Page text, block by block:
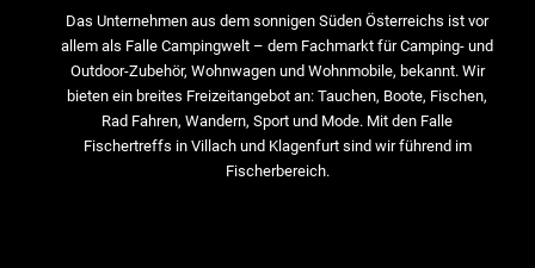
Das Unternehmen aus dem sonnigen Süden Österreichs ist vor
allem als Falle Campingwelt – dem Fachmarkt für Camping- und
Outdoor-Zubehör, Wohnwagen und Wohnmobile, bekannt. Wir
bieten ein breites Freizeitangebot an: Tauchen, Boote, Fischen,
Rad Fahren, Wandern, Sport und Mode. Mit den Falle
Fischertreffs in Villach und Klagenfurt sind wir führend im
Fischerbereich.